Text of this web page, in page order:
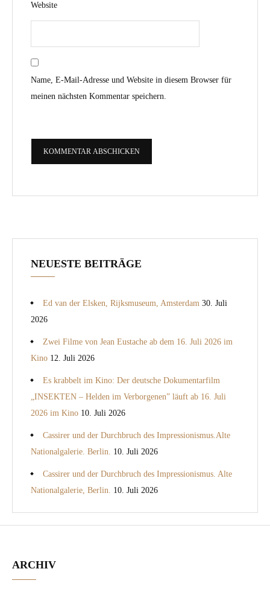
Website
Name, E-Mail-Adresse und Website in diesem Browser für
meinen nächsten Kommentar speichern.
NEUESTE BEITRÄGE
Ed van der Elsken, Rijksmuseum, Amsterdam 30. Juli
2026
Zwei Filme von Jean Eustache ab dem 16. Juli 2026 im
Kino 12. Juli 2026
Es krabbelt im Kino: Der deutsche Dokumentarfilm
„INSEKTEN – Helden im Verborgenen” läuft ab 16. Juli
2026 im Kino 10. Juli 2026
Cassirer und der Durchbruch des Impressionismus.Alte
Nationalgalerie. Berlin. 10. Juli 2026
Cassirer und der Durchbruch des Impressionismus. Alte
Nationalgalerie, Berlin. 10. Juli 2026
ARCHIV